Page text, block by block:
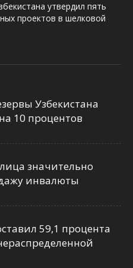
утвердил пять
проектов в шелковой
Узбекистана
10 процентов
значительно
инвалюты
59,1 процента